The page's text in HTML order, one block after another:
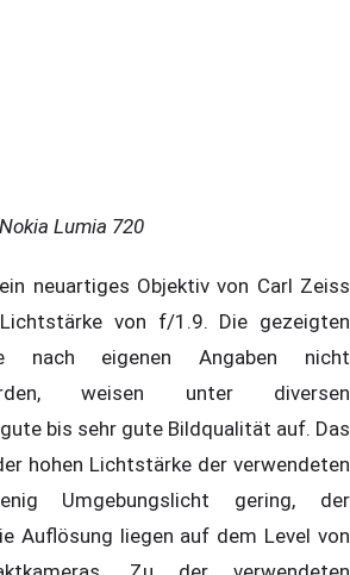
Nokia Lumia 720
neuartiges Objektiv von Carl Zeiss
von f/1.9. Die gezeigten
nach eigenen Angaben nicht
weisen unter diversen
bis sehr gute Bildqualität auf. Das
hohen Lichtstärke der verwendeten
Umgebungslicht gering, der
Auflösung liegen auf dem Level von